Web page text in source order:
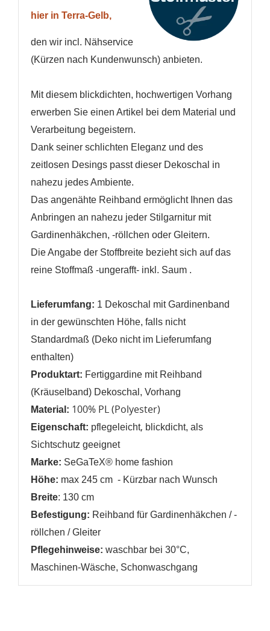
hier in Terra-Gelb,
den wir incl. Nähservice
(Kürzen nach Kundenwunsch) anbieten.
Mit diesem blickdichten, hochwertigen Vorhang
erwerben Sie einen Artikel bei dem Material und
Verarbeitung begeistern.
Dank seiner schlichten Eleganz und des
zeitlosen Desings passt dieser Dekoschal in
nahezu jedes Ambiente.
Das angenähte Reihband ermöglicht Ihnen das
Anbringen an nahezu jeder Stilgarnitur mit
Gardinenhäkchen, -röllchen oder Gleitern.
Die Angabe der Stoffbreite bezieht sich auf das
reine Stoffmaß -ungerafft- inkl. Saum .
Lieferumfang: 1 Dekoschal mit Gardinenband
in der gewünschten Höhe, falls nicht
Standardmaß (Deko nicht im Lieferumfang
enthalten)
Produktart: Fertiggardine mit Reihband
(Kräuselband) Dekoschal, Vorhang
Material: 100% PL (Polyester)
Eigenschaft: pflegeleicht, blickdicht, als
Sichtschutz geeignet
Marke: SeGaTeX® home fashion
Höhe: max 245 cm - Kürzbar nach Wunsch
Breite: 130 cm
Befestigung: Reihband für Gardinenhäkchen / -
röllchen / Gleiter
Pflegehinweise: waschbar bei 30°C,
Maschinen-Wäsche, Schonwaschgang
AUF MEINE WUNSCHLISTE
add_circle_outline Neue Liste anlegen
WUNSCHLISTE ERSTELLEN
Name der Wunschliste
Wunschliste
ANMELDEN
Wunschliste hinzufügen zu können.
Anmelden